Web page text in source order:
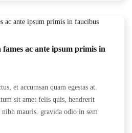
ac ante ipsum primis in
et accumsan quam egestas at.
sit amet felis quis, hendrerit
mauris. gravida odio in sem